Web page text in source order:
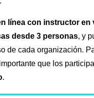
línea con instructor en
desde 3 personas, y
de cada organización.
que los
.